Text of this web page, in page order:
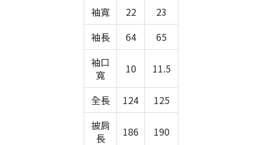
袖寬 22
23
袖長
64
65
袖口
寬
10 11.5
全長 124
125
披肩
長
186 190